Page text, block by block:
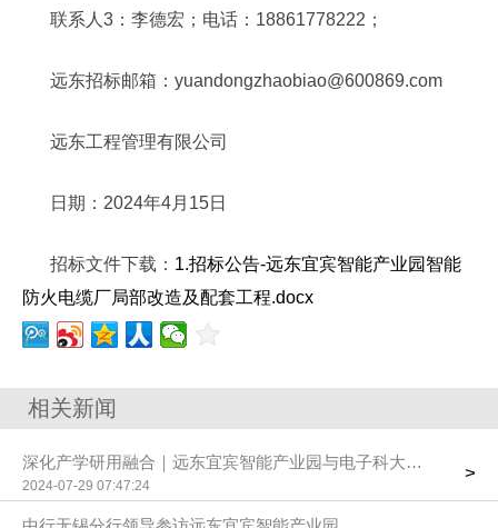
联系人3：李德宏；电话：18861778222；
远东招标邮箱：yuandongzhaobiao@600869.com
远东工程管理有限公司
日期：2024年4月15日
招标文件下载： 1.招标公告-远东宜宾智能产业园智能
防火电缆厂局部改造及配套工程.docx
相关新闻
深化产学研用融合｜远东宜宾智能产业园与电子科大首届校企合
2024-07-29 07:47:24
>